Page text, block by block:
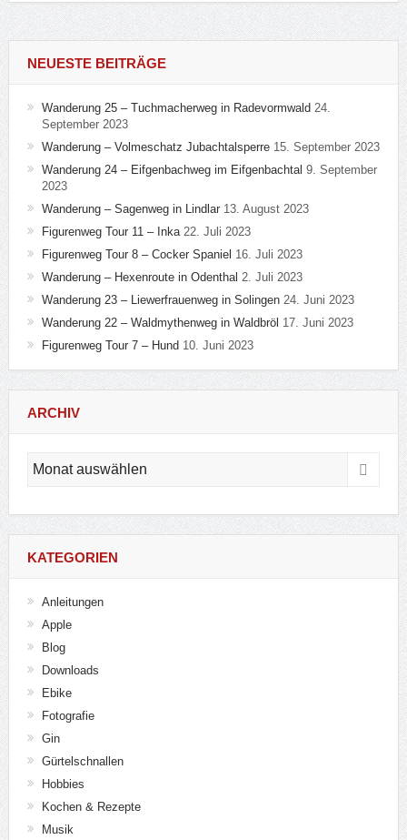
NEUESTE BEITRÄGE
Wanderung 25 – Tuchmacherweg in Radevormwald 24.
September 2023
Wanderung – Volmeschatz Jubachtalsperre 15. September 2023
Wanderung 24 – Eifgenbachweg im Eifgenbachtal 9. September
2023
Wanderung – Sagenweg in Lindlar 13. August 2023
Figurenweg Tour 11 – Inka 22. Juli 2023
Figurenweg Tour 8 – Cocker Spaniel 16. Juli 2023
Wanderung – Hexenroute in Odenthal 2. Juli 2023
Wanderung 23 – Liewerfrauenweg in Solingen 24. Juni 2023
Wanderung 22 – Waldmythenweg in Waldbröl 17. Juni 2023
Figurenweg Tour 7 – Hund 10. Juni 2023
ARCHIV
KATEGORIEN
Anleitungen
Apple
Blog
Downloads
Ebike
Fotografie
Gin
Gürtelschnallen
Hobbies
Kochen & Rezepte
Musik